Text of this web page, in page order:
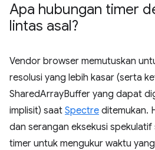
Apa hubungan timer
lintas asal?
Vendor browser memutuskan
resolusi yang lebih kasar (serta
SharedArrayBuffer yang dapat
implisit) saat Spectre ditemukan.
dan serangan eksekusi
timer untuk mengukur waktu